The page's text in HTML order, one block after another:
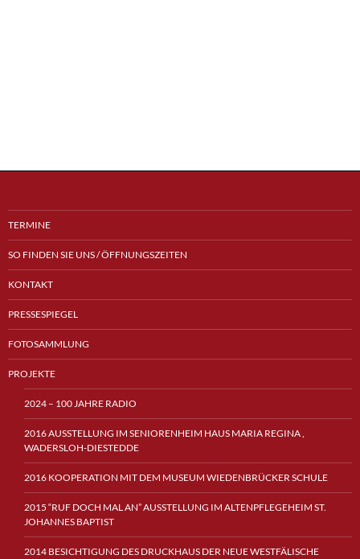
TERMINE
SO FINDEN SIE UNS / ÖFFNUNGSZEITEN
KONTAKT
PRESSESPIEGEL
FOTOSAMMLUNG
PROJEKTE
2024 – 100 JAHRE RADIO
2016 AUSSTELLUNG IM SENIORENHEIM HAUS MARIA REGINA ,
WADERSLOH-DIESTEDDE
2016 KOOPERATION MIT DEM MUSEUM WIEDENBRÜCKER SCHULE
2015 “RUF DOCH MAL AN” AUSSTELLUNG IM ALTENPFLEGEHEIM ST.
JOHANNES BAPTIST
2014 BESICHTIGUNG DES DRUCKHAUS DER NEUE WESTFÄLISCHE